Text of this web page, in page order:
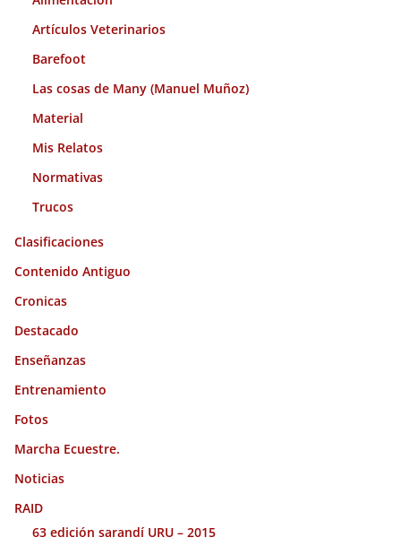
Artículos Veterinarios
Barefoot
Las cosas de Many (Manuel Muñoz)
Material
Mis Relatos
Normativas
Trucos
Clasificaciones
Contenido Antiguo
Cronicas
Destacado
Enseñanzas
Entrenamiento
Fotos
Marcha Ecuestre.
Noticias
RAID
63 edición sarandí URU – 2015